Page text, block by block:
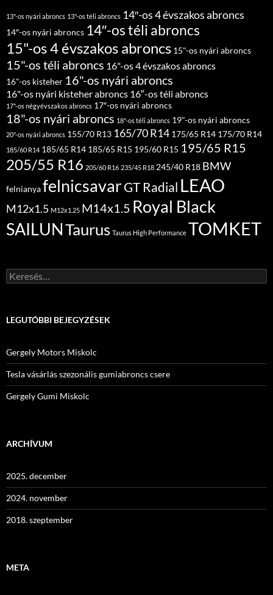
13"-os nyári abroncs 13"-os téli abroncs 14″-os 4 évszakos abroncs
14″-os nyári abroncs 14″-os téli abroncs
15"-os 4 évszakos abroncs 15"-os nyári abroncs
15"-os téli abroncs 16"-os 4 évszakos abroncs
16"-os kisteher 16"-os nyári abroncs
16"-os nyári kisteher abroncs 16″-os téli abroncs
17"-os négyévszakos abroncs 17″-os nyári abroncs
18"-os nyári abroncs 18"-os téli abroncs 19"-os nyári abroncs
20"-os nyári abroncs 155/70 R13 165/70 R14 175/65 R14 175/70 R14
185/60 R14 185/65 R14 185/65 R15 195/60 R15 195/65 R15
205/55 R16 205/60 R16 235/45 R18 245/40 R18 BMW
felnianyafelnicsavarGT Radial LEAO
M12x1.5 M12x1.25 M14x1.5 Royal Black
SAILUNTaurus Taurus High Performance TOMKET
Keresés:
LEGUTÓBBI BEJEGYZÉSEK
Gergely Motors Miskolc
Tesla vásárlás szezonális gumiabroncs csere
Gergely Gumi Miskolc
ARCHÍVUM
2025. december
2024. november
2018. szeptember
META